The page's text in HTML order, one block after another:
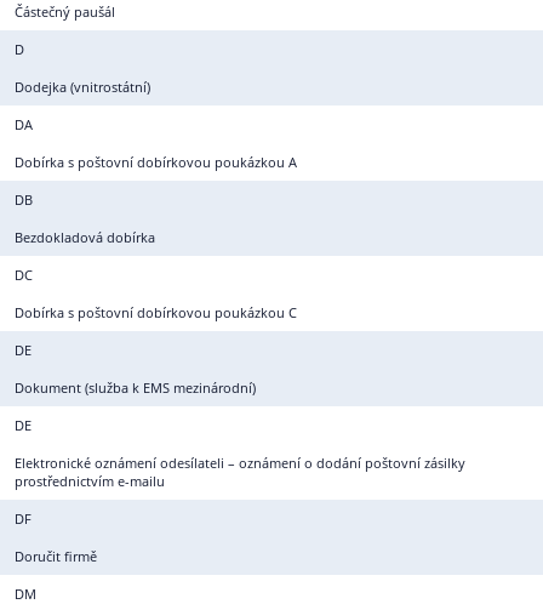
Částečný paušál
D
Dodejka (vnitrostátní)
DA
Dobírka s poštovní dobírkovou poukázkou A
DB
Bezdokladová dobírka
DC
Dobírka s poštovní dobírkovou poukázkou C
DE
Dokument (služba k EMS mezinárodní)
DE
Elektronické oznámení odesílateli – oznámení o dodání poštovní zásilky
prostřednictvím e-mailu
DF
Doručit firmě
DM